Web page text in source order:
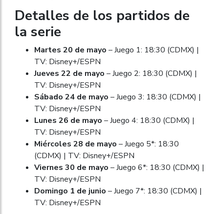
Detalles de los partidos de
la serie
Martes 20 de mayo – Juego 1: 18:30 (CDMX) |
TV: Disney+/ESPN
Jueves 22 de mayo – Juego 2: 18:30 (CDMX) |
TV: Disney+/ESPN
Sábado 24 de mayo – Juego 3: 18:30 (CDMX) |
TV: Disney+/ESPN
Lunes 26 de mayo – Juego 4: 18:30 (CDMX) |
TV: Disney+/ESPN
Miércoles 28 de mayo – Juego 5*: 18:30
(CDMX) | TV: Disney+/ESPN
Viernes 30 de mayo – Juego 6*: 18:30 (CDMX) |
TV: Disney+/ESPN
Domingo 1 de junio – Juego 7*: 18:30 (CDMX) |
TV: Disney+/ESPN